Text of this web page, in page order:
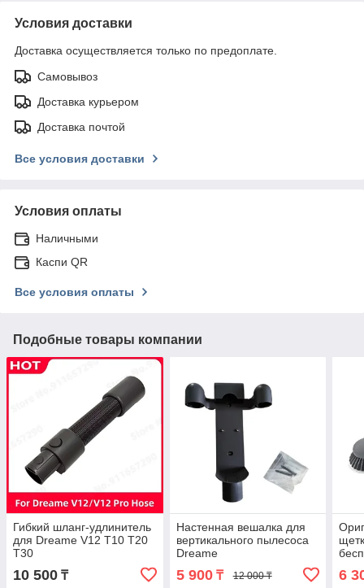
Условия доставки
Доставка осуществляется только по предоплате.
Самовывоз
Доставка курьером
Доставка почтой
Все условия доставки
Условия оплаты
Наличными
Каспи QR
Все условия оплаты
Подобные товары компании
Гибкий шланг-удлинитель
для Dreame V12 T10 T20
T30
10 500 ₸
Настенная вешалка для
вертикального пылесоса
Dreame
V8/V9/V9p/V10/V11/V12
5 900₸ 12 000 ₸ 6